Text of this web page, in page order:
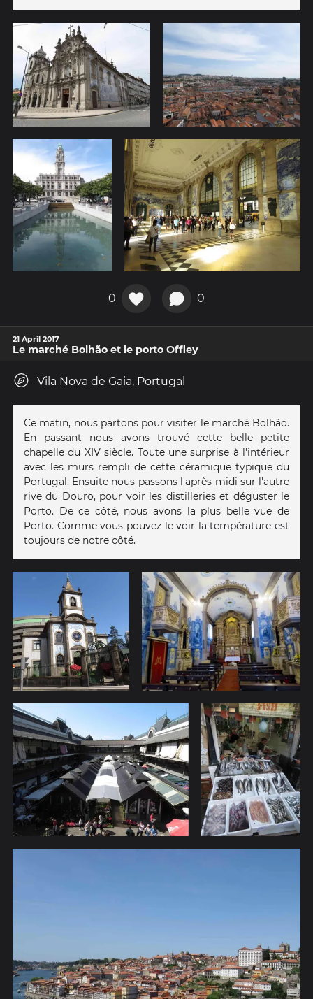
0 0
21 April 2017
Le marché Bolhão et le porto Offley
Vila Nova de Gaia, Portugal
Ce matin, nous partons pour visiter le marché Bolhão.
En passant nous avons trouvé cette belle petite
chapelle du XIV siècle. Toute une surprise à l'intérieur
avec les murs rempli de cette céramique typique du
Portugal. Ensuite nous passons l'après-midi sur l'autre
rive du Douro, pour voir les distilleries et déguster le
Porto. De ce côté, nous avons la plus belle vue de
Porto. Comme vous pouvez le voir la température est
toujours de notre côté.